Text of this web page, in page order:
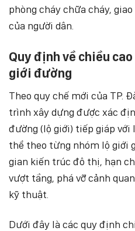
phòng cháy chữa cháy,
của người dân.
Quy định về chiều
giới đường
Theo quy chế mới của TP.
trình xây dựng được xác
đường (lộ giới) tiếp giáp với
thể theo từng nhóm lộ giới
gian kiến trúc đô thị, hạn
vượt tầng, phá vỡ cảnh
kỹ thuật.
Dưới đây là các quy định